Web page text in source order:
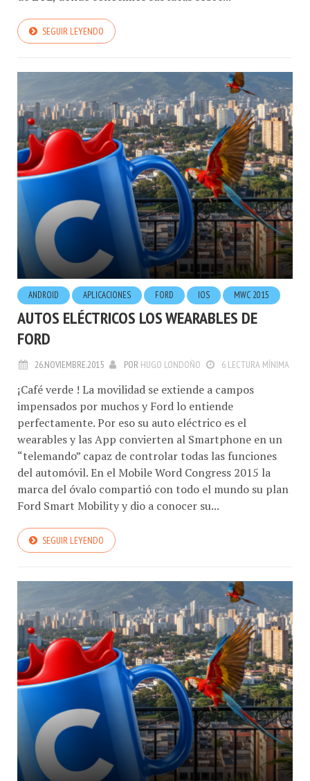
SEGUIR LEYENDO
ANDROID APLICACIONES FORD IOS MWC 2015
AUTOS ELÉCTRICOS LOS WEARABLES DE
FORD
26.NOVIEMBRE.2015 POR HUGO LONDOÑO 6 LECTURA MÍNIMA
¡Café verde ! La movilidad se extiende a campos
impensados por muchos y Ford lo entiende
perfectamente. Por eso su auto eléctrico es el
wearables y las App convierten al Smartphone en un
“telemando” capaz de controlar todas las funciones
del automóvil. En el Mobile Word Congress 2015 la
marca del óvalo compartió con todo el mundo su plan
Ford Smart Mobility y dio a conocer su...
SEGUIR LEYENDO